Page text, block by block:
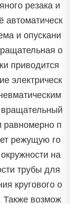
резака и
автоматическ
и опускани
о
приводится
электрическ
равномерно п
режущую го
на
трубы для
кругового о
Также возмож